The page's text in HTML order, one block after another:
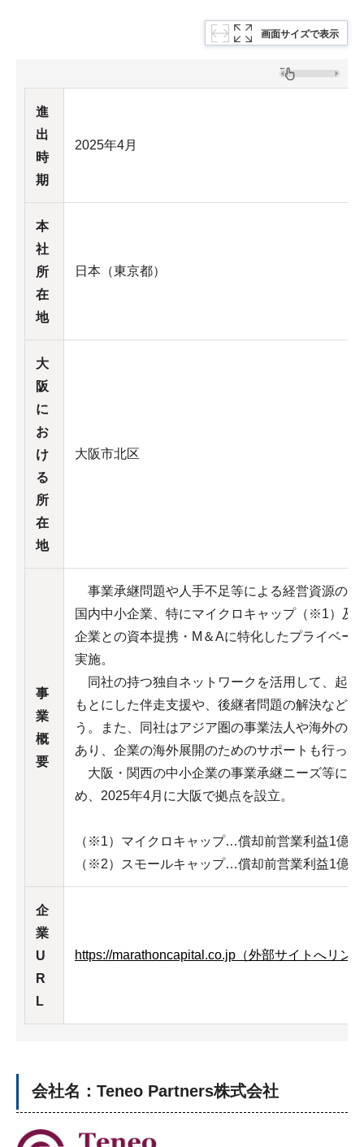
画面サイズで表示
進
出
時
期
2025年4月
本
社
所
在
地
日本（東京都）
大
阪
に
お
け
る
所
在
地
大阪市北区
事
業
概
要
事業承継問題や人手不足等による経営資源の
国内中小企業、特にマイクロキャップ（※1）及
企業との資本提携・M＆Aに特化したプライベー
実施。
同社の持つ独自ネットワークを活用して、起
もとにした伴走支援や、後継者問題の解決など
う。また、同社はアジア圏の事業法人や海外の
あり、企業の海外展開のためのサポートも行って
大阪・関西の中小企業の事業承継ニーズ等に
め、2025年4月に大阪で拠点を設立。
（※1）マイクロキャップ…償却前営業利益1億
（※2）スモールキャップ…償却前営業利益1億
企
業
U
R
L
https://marathoncapital.co.jp（外部サイトへリン
会社名：Teneo Partners株式会社